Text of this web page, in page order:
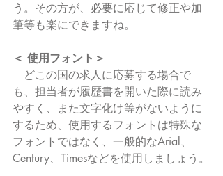
う。その方が、必要に応じて修正や加
筆等も楽にできますね。
＜ 使用フォント＞
どこの国の求人に応募する場合で
も、担当者が履歴書を開いた際に読み
やすく、また文字化け等がないように
するため、使用するフォントは特殊な
フォントではなく、一般的なArial、
Century、Timesなどを使用しましょう。